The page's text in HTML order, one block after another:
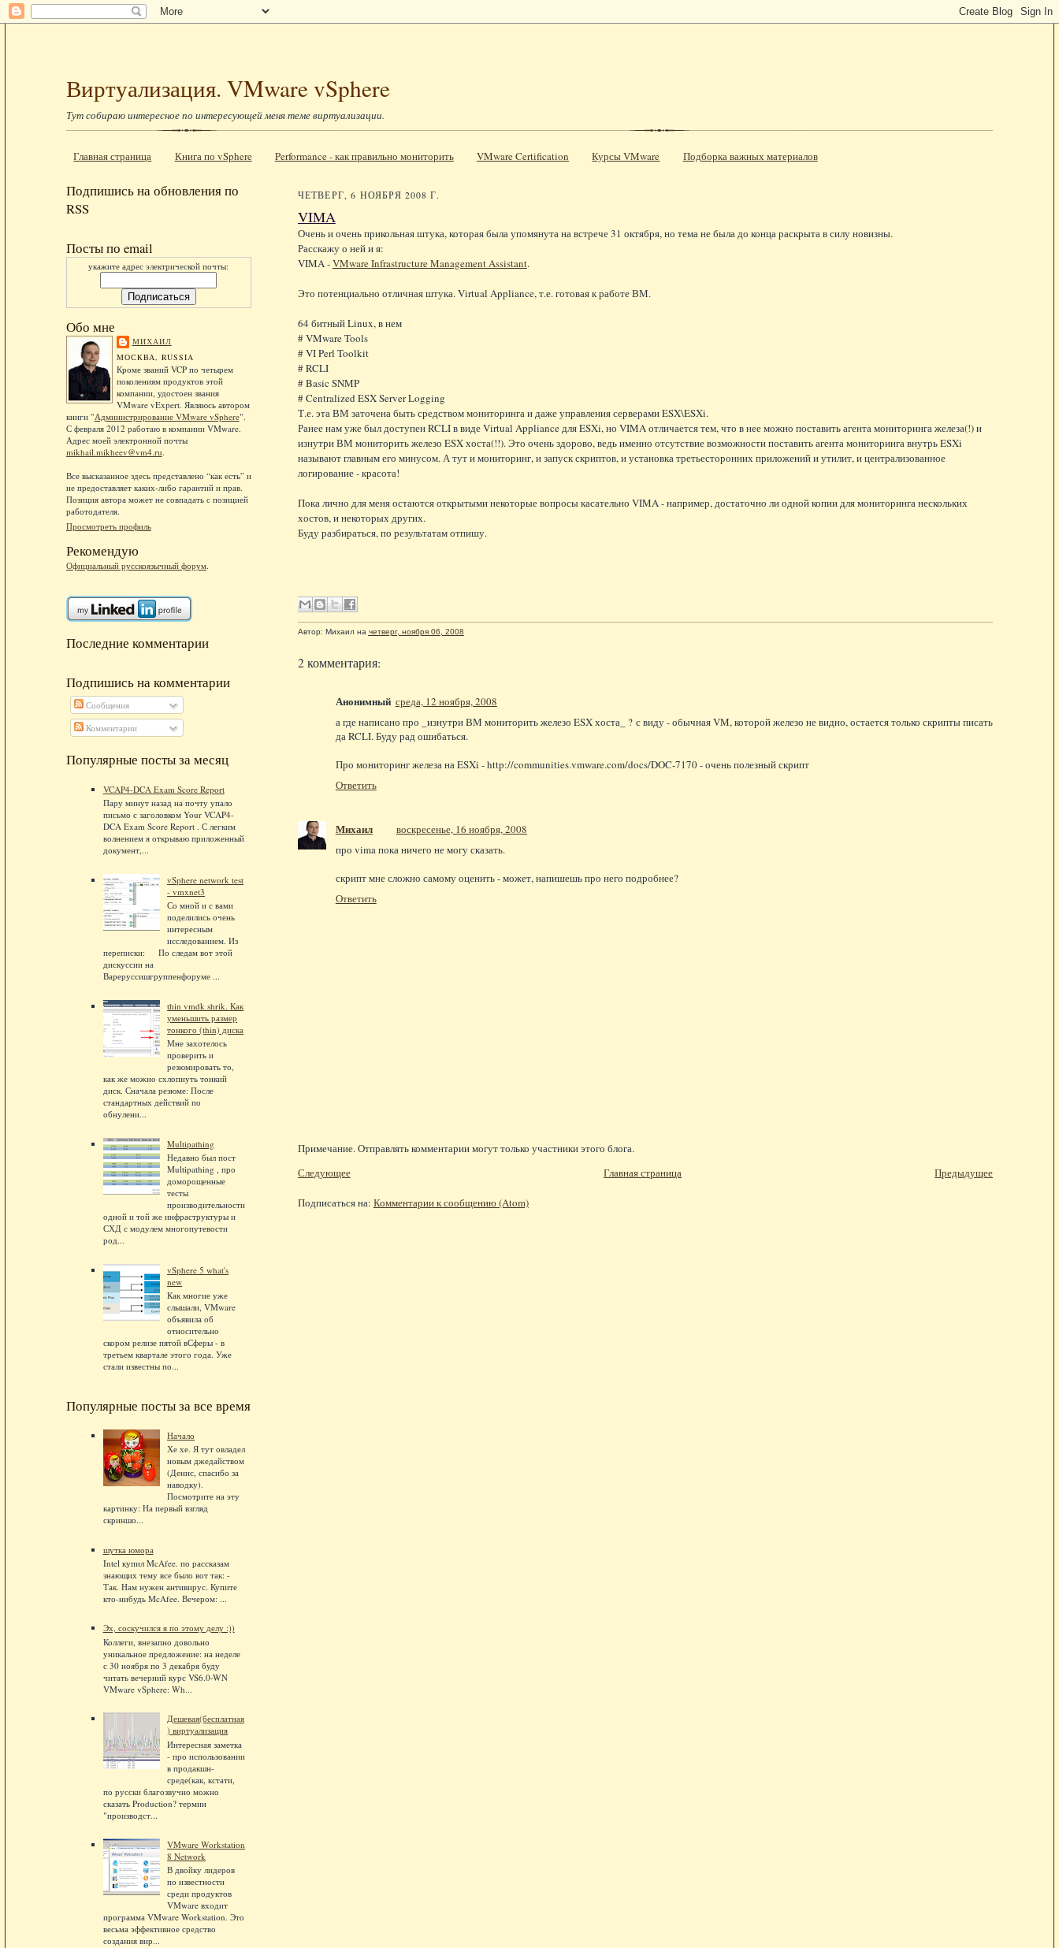
Виртуализация. VMware vSphere
Тут собираю интересное по интересующей меня теме виртуализации.
Главная страница Книга по vSphere Performance - как правильно мониторить VMware Certification Курсы VMware Подборка важных материалов
Подпишись на обновления по
RSS
Посты по email
укажите адрес электрической почты:
Обо мне
МИХАИЛ
МОСКВА, RUSSIA
Кроме званий VCP по четырем
поколениям продуктов этой
компании, удостоен звания
VMware vExpert. Являюсь автором
книги "Администрирование VMware vSphere".
С февраля 2012 работаю в компании VMware.
Адрес моей электронной почты
mikhail.mikheev@vm4.ru.
Все высказанное здесь представлено “как есть” и
не предоставляет каких-либо гарантий и прав.
Позиция автора может не совпадать с позицией
работодателя.
Просмотреть профиль
Рекомендую
Официальный русскоязычный форум.
Последние комментарии
Подпишись на комментарии
Сообщения
Комментарии
Популярные посты за месяц
VCAP4-DCA Exam Score Report
Пару минут назад на почту упало
письмо с заголовком Your VCAP4-
DCA Exam Score Report . С легким
волнением я открываю приложенный
документ,...
vSphere network test
- vmxnet3
Со мной и с вами
поделились очень
интересным
исследованием. Из
переписки: По следам вот этой
дискуссии на
Вареруссишгруппенфоруме ...
thin vmdk shrik. Как
уменьшить размер
тонкого (thin) диска
Мне захотелось
проверить и
резюмировать то,
как же можно схлопнуть тонкий
диск. Сначала резюме: После
стандартных действий по
обнулени...
Multipathing
Недавно был пост
Multipathing , про
доморощенные
тесты
производительности
одной и той же инфраструктуры и
СХД с модулем многопутевости
род...
vSphere 5 what's
new
Как многие уже
слышали, VMware
объявила об
относительно
скором релизе пятой вСферы - в
третьем квартале этого года. Уже
стали известны по...
Популярные посты за все время
Начало
Хе хе. Я тут овладел
новым джедайством
(Денис, спасибо за
наводку).
Посмотрите на эту
картинку: На первый взгляд
скриншо...
шутка юмора
Intel купил McAfee. по рассказам
знающих тему все было вот так: -
Так. Нам нужен антивирус. Купите
кто-нибудь McAfee. Вечером: ...
Эх, соскучился я по этому делу :))
Коллеги, внезапно довольно
уникальное предложение: на неделе
с 30 ноября по 3 декабря буду
читать вечерний курс VS6.0-WN
VMware vSphere: Wh...
Дешевая(бесплатная
) виртуализация
Интересная заметка
- про использовании
в продакшн-
среде(как, кстати,
по русски благозвучно можно
сказать Production? термин
"производст...
VMware Workstation
8 Network
В двойку лидеров
по известности
среди продуктов
VMware входит
программа VMware Workstation. Это
весьма эффективное средство
создания вир...
ЧЕТВЕРГ, 6 НОЯБРЯ 2008 Г.
VIMA
Очень и очень прикольная штука, которая была упомянута на встрече 31 октября, но тема не была до конца раскрыта в силу новизны.
Расскажу о ней и я:
VIMA -VMware Infrastructure Management Assistant.
Это потенциально отличная штука. Virtual Appliance, т.е. готовая к работе ВМ.
64 битный Linux, в нем
# VMware Tools
# VI Perl Toolkit
# RCLI
# Basic SNMP
# Centralized ESX Server Logging
Т.е. эта ВМ заточена быть средством мониторинга и даже управления серверами ESX\ESXi.
Ранее нам уже был доступен RCLI в виде Virtual Appliance для ESXi, но VIMA отличается тем, что в нее можно поставить агента мониторинга железа(!) и
изнутри ВМ мониторить железо ESX хоста(!!). Это очень здорово, ведь именно отсутствие возможности поставить агента мониторинга внутрь ESXi
называют главным его минусом. А тут и мониторинг, и запуск скриптов, и установка третьесторонних приложений и утилит, и централизованное
логирование - красота!
Пока лично для меня остаются открытыми некоторые вопросы касательно VIMA - например, достаточно ли одной копии для мониторинга нескольких
хостов, и некоторых других.
Буду разбираться, по результатам отпишу.
Автор: Михаил на четверг, ноября 06, 2008
2 комментария:
Анонимный среда, 12 ноября, 2008
а где написано про _изнутри ВМ мониторить железо ESX хоста_ ? с виду - обычная VM, которой железо не видно, остается только скрипты писать
да RCLI. Буду рад ошибаться.
Про мониторинг железа на ESXi - http://communities.vmware.com/docs/DOC-7170 - очень полезный скрипт
Ответить
Михаил
воскресенье, 16 ноября, 2008
про vima пока ничего не могу сказать.
скрипт мне сложно самому оценить - может, напишешь про него подробнее?
Ответить
Примечание. Отправлять комментарии могут только участники этого блога.
Следующее
Предыдущее
Главная страница
Подписаться на: Комментарии к сообщению (Atom)